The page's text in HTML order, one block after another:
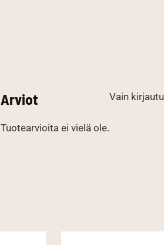
Arviot
Tuotearvioita ei vielä ole.
Vain